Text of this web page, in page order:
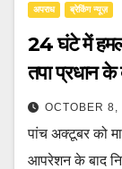
अपराध ब्रेकिंग न्यूज़
24 घंटे में
तपा प्रधान के
OCTOBER 8,
पांच अक्टूबर को
आपरेशन के बाद